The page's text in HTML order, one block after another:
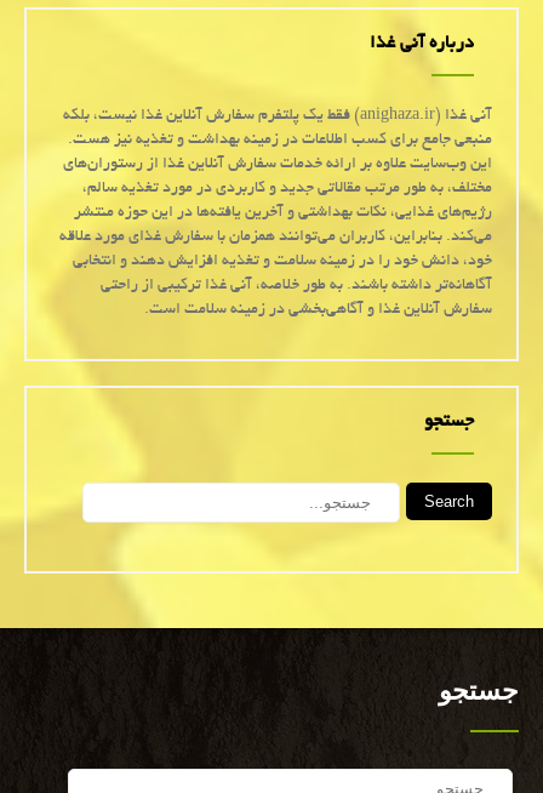
درباره آنی غذا
آنی غذا (anighaza.ir) فقط یک پلتفرم سفارش آنلاین غذا نیست، بلکه
منبعی جامع برای کسب اطلاعات در زمینه بهداشت و تغذیه نیز هست.
این وب‌سایت علاوه بر ارائه خدمات سفارش آنلاین غذا از رستوران‌های
مختلف، به طور مرتب مقالاتی جدید و کاربردی در مورد تغذیه سالم،
رژیم‌های غذایی، نکات بهداشتی و آخرین یافته‌ها در این حوزه منتشر
می‌کند. بنابراین، کاربران می‌توانند همزمان با سفارش غذای مورد علاقه
خود، دانش خود را در زمینه سلامت و تغذیه افزایش دهند و انتخابی
آگاهانه‌تر داشته باشند. به طور خلاصه، آنی غذا ترکیبی از راحتی
سفارش آنلاین غذا و آگاهی‌بخشی در زمینه سلامت است.
جستجو
Search
جستجو